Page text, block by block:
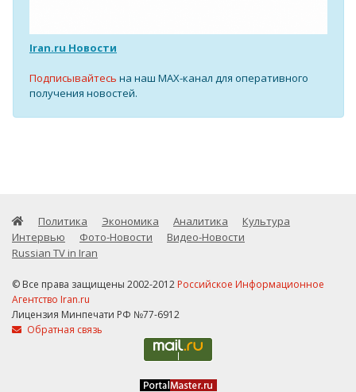
Iran.ru Новости
Подписывайтесь на наш MAX-канал для оперативного
получения новостей.
Политика Экономика Аналитика
Культура
Интервью
Фото-Новости
Видео-Новости
Russian TV in Iran
© Все права защищены 2002-2012 Российское Информационное
Агентство Iran.ru
Лицензия Минпечати РФ №77-6912
Обратная связь